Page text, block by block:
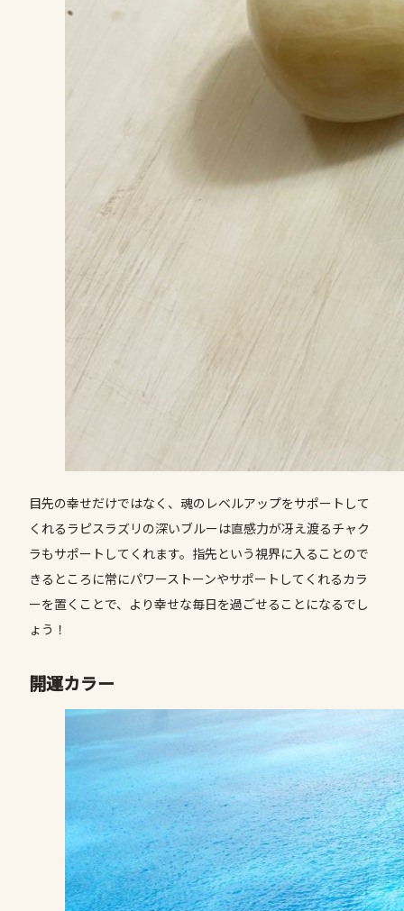
目先の幸せだけではなく、魂のレベルアップをサポートして
くれるラピスラズリの深いブルーは直感力が冴え渡るチャク
ラもサポートしてくれます。指先という視界に入ることので
きるところに常にパワーストーンやサポートしてくれるカラ
ーを置くことで、より幸せな毎日を過ごせることになるでし
ょう！
開運カラー